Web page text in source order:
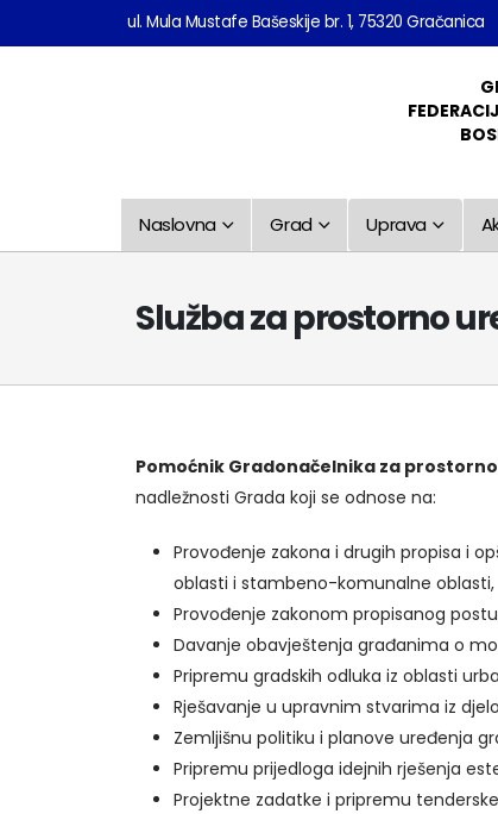
ul. Mula Mustafe Bašeskije br. 1, 75320 Gračanica
Naslovna Grad Uprava
Služba za prostorno
Pomoćnik Gradonačelnika za
nadležnosti Grada koji se odnose na:
Provođenje zakona i drugih propisa i
oblasti i stambeno-komunalne oblasti,
Provođenje zakonom propisanog
Davanje obavještenja građanima o
Pripremu gradskih odluka iz oblasti
Rješavanje u upravnim stvarima iz
Zemljišnu politiku i planove uređenja
Pripremu prijedloga idejnih rješenja
Projektne zadatke i pripremu